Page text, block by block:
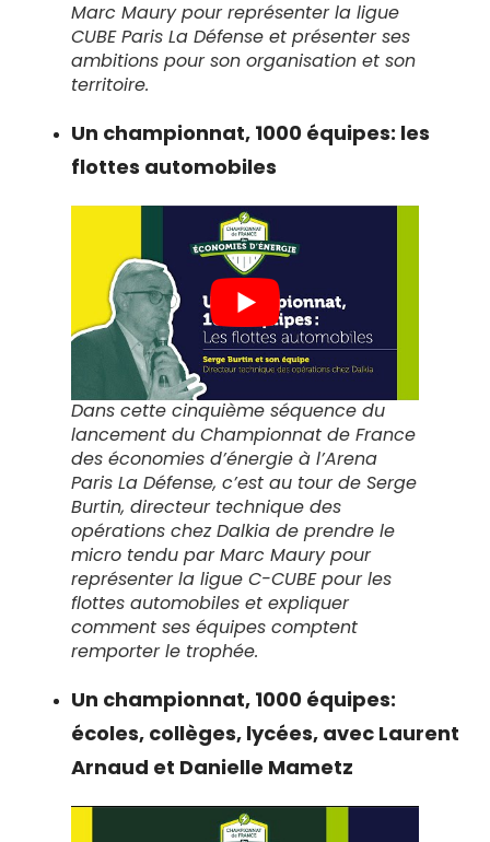
Marc Maury pour représenter la ligue
CUBE Paris La Défense et présenter ses
ambitions pour son organisation et son
territoire.
Un championnat, 1000 équipes: les
flottes automobiles
Dans cette cinquième séquence du
lancement du Championnat de France
des économies d’énergie à l’Arena
Paris La Défense, c’est au tour de Serge
Burtin, directeur technique des
opérations chez Dalkia de prendre le
micro tendu par Marc Maury pour
représenter la ligue C-CUBE pour les
flottes automobiles et expliquer
comment ses équipes comptent
remporter le trophée.
Un championnat, 1000 équipes:
écoles, collèges, lycées, avec Laurent
Arnaud et Danielle Mametz